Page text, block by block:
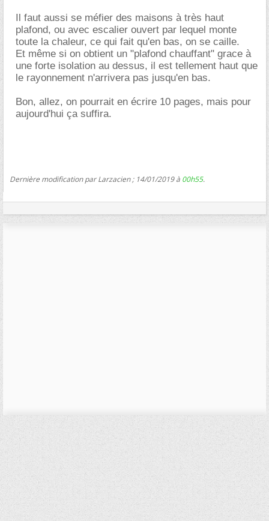
Il faut aussi se méfier des maisons à très haut
plafond, ou avec escalier ouvert par lequel monte
toute la chaleur, ce qui fait qu'en bas, on se caille.
Et même si on obtient un "plafond chauffant" grace à
une forte isolation au dessus, il est tellement haut que
le rayonnement n'arrivera pas jusqu'en bas.
Bon, allez, on pourrait en écrire 10 pages, mais pour
aujourd'hui ça suffira.
Dernière modification par Larzacien ; 14/01/2019 à 00h55.